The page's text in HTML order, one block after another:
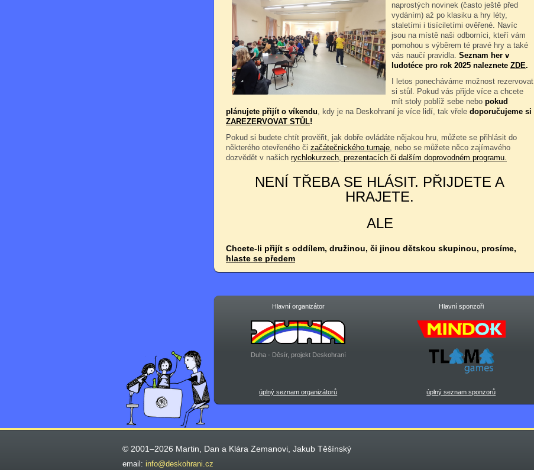
naprostých novinek (často ještě před
vydáním) až po klasiku a hry léty,
staletími i tisíciletími ověřené. Navíc
jsou na místě naši odborníci, kteří vám
pomohou s výběrem té pravé hry a také
vás naučí pravidla. Seznam her v
ludotéce pro rok 2025 naleznete ZDE.
I letos ponecháváme možnost rezervovat
si stůl. Pokud vás přijde více a chcete
mít stoly poblíž sebe nebo pokud
plánujete přijít o víkendu, kdy je na Deskohraní je více lidí, tak vřele doporučujeme si
ZAREZERVOVAT STŮL!
Pokud si budete chtít prověřit, jak dobře ovládáte nějakou hru, můžete se přihlásit do
některého otevřeného či začátečnického turnaje, nebo se můžete něco zajímavého
dozvědět v našich rychlokurzech, prezentacích či dalším doprovodném programu.
NENÍ TŘEBA SE HLÁSIT. PŘIJDETE A
HRAJETE.
ALE
Chcete-li přijít s oddílem, družinou, či jinou dětskou skupinou, prosíme,
hlaste se předem
Hlavní organizátor Hlavní sponzoři
Duha - Děsír, projekt Deskohraní
úplný seznam organizátorů úplný seznam sponzorů
© 2001–2026 Martin, Dan a Klára Zemanovi, Jakub Těšínský
email: info@deskohrani.cz